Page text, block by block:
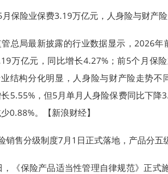
保险业保费3.19万亿元，人身险与财产
总局最新披露的行业数据显示，2026
万亿元，同比增长4.27%；前5个月保
结构分化明显，人身险与财产险走势
5.55%，但5月单月人身险保费同比下
0.88%。【新浪财经】
销售分级制度7月1日正式落地，产品分五
《保险产品适当性管理自律规范》正式